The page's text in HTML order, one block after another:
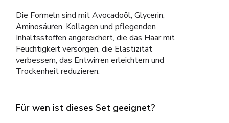
Die Formeln sind mit Avocadoöl, Glycerin,
Aminosäuren, Kollagen und pflegenden
Inhaltsstoffen angereichert, die das Haar mit
Feuchtigkeit versorgen, die Elastizität
verbessern, das Entwirren erleichtern und
Trockenheit reduzieren.
Für wen ist dieses Set geeignet?